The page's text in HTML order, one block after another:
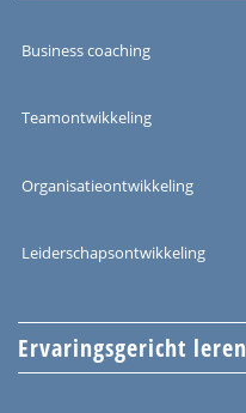
Business coaching
Teamontwikkeling
Organisatieontwikkeling
Leiderschapsontwikkeling
Ervaringsgericht leren